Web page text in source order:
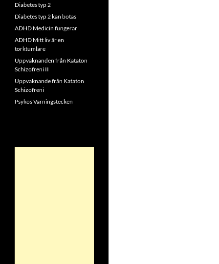
Diabetes typ 2
Diabetes typ 2 kan botas
ADHD Medicin fungerar
ADHD Mitt liv är en
torktumlare
Uppvaknanden från Kataton
Schizofreni II
Uppvaknande från Kataton
Schizofreni
Psykos Varningstecken